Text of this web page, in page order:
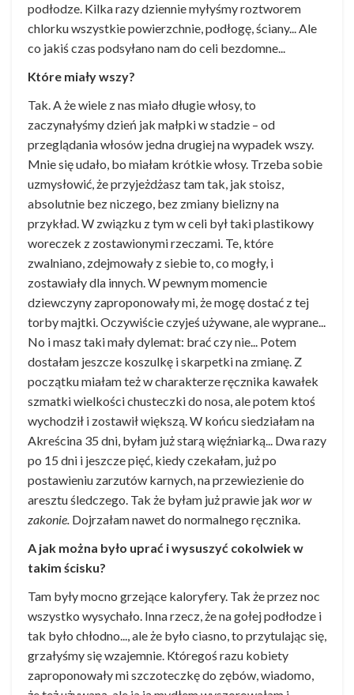
podłodze. Kilka razy dziennie myłyśmy roztworem
chlorku wszystkie powierzchnie, podłogę, ściany... Ale
co jakiś czas podsyłano nam do celi bezdomne...
Które miały wszy?
Tak. A że wiele z nas miało długie włosy, to
zaczynałyśmy dzień jak małpki w stadzie – od
przeglądania włosów jedna drugiej na wypadek wszy.
Mnie się udało, bo miałam krótkie włosy. Trzeba sobie
uzmysłowić, że przyjeżdżasz tam tak, jak stoisz,
absolutnie bez niczego, bez zmiany bielizny na
przykład. W związku z tym w celi był taki plastikowy
woreczek z zostawionymi rzeczami. Te, które
zwalniano, zdejmowały z siebie to, co mogły, i
zostawiały dla innych. W pewnym momencie
dziewczyny zaproponowały mi, że mogę dostać z tej
torby majtki. Oczywiście czyjeś używane, ale wyprane...
No i masz taki mały dylemat: brać czy nie... Potem
dostałam jeszcze koszulkę i skarpetki na zmianę. Z
początku miałam też w charakterze ręcznika kawałek
szmatki wielkości chusteczki do nosa, ale potem ktoś
wychodził i zostawił większą. W końcu siedziałam na
Akreścina 35 dni, byłam już starą więźniarką... Dwa razy
po 15 dni i jeszcze pięć, kiedy czekałam, już po
postawieniu zarzutów karnych, na przewiezienie do
aresztu śledczego. Tak że byłam już prawie jak wor w
zakonie. Dojrzałam nawet do normalnego ręcznika.
A jak można było uprać i wysuszyć cokolwiek w
takim ścisku?
Tam były mocno grzejące kaloryfery. Tak że przez noc
wszystko wysychało. Inna rzecz, że na gołej podłodze i
tak było chłodno..., ale że było ciasno, to przytulając się,
grzałyśmy się wzajemnie. Któregoś razu kobiety
zaproponowały mi szczoteczkę do zębów, wiadomo,